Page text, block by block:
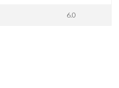
6.0